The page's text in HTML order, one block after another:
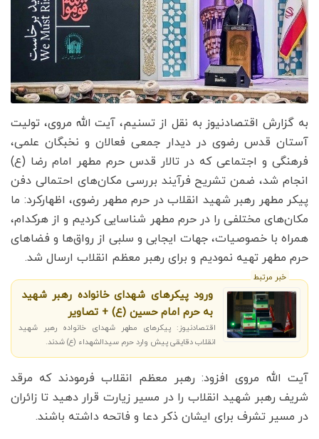
به گزارش اقتصادنیوز به نقل از تسنیم، آیت الله مروی، تولیت
آستان قدس رضوی در دیدار جمعی فعالان و نخبگان علمی،
فرهنگی و اجتماعی که در تالار قدس حرم مطهر امام رضا (ع)
انجام شد، ضمن تشریح فرآیند بررسی مکان‌های احتمالی دفن
پیکر مطهر رهبر شهید انقلاب در حرم مطهر رضوی، اظهارکرد: ما
مکان‌های مختلفی را در حرم مطهر شناسایی کردیم و از هرکدام،
همراه با خصوصیات، جهات ایجابی و سلبی از رواق‌ها و فضا‌های
حرم مطهر تهیه نمودیم و برای رهبر معظم انقلاب ارسال شد.
خبر مرتبط
ورود پیکرهای شهدای خانواده رهبر شهید
به حرم امام حسین (ع) + تصاویر
اقتصادنیوز: پیکرهای مطهر شهدای خانواده رهبر شهید
انقلاب دقایقی پیش وارد حرم سیدالشهداء (ع) شدند.
آیت الله مروی افزود: رهبر معظم انقلاب فرمودند که مرقد
شریف رهبر شهید انقلاب را در مسیر زیارت قرار دهید تا زائران
در مسیر تشرف برای ایشان ذکر دعا و فاتحه داشته باشند.